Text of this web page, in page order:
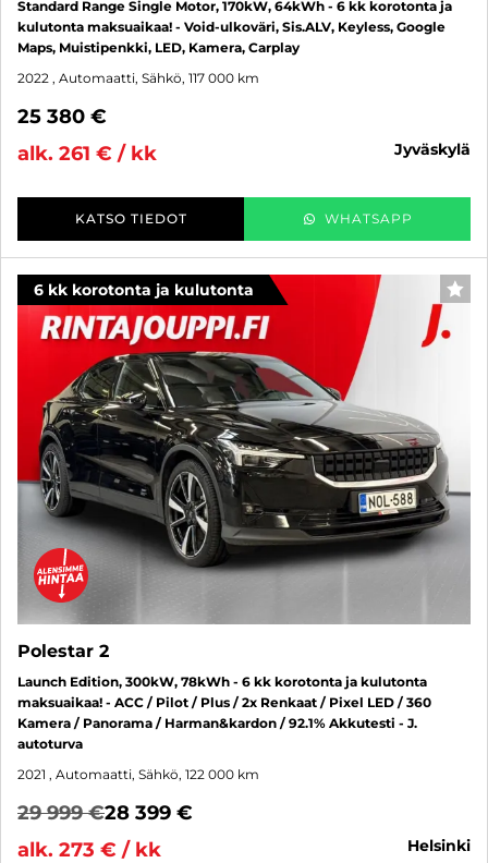
Standard Range Single Motor, 170kW, 64kWh - 6 kk korotonta ja
kulutonta maksuaikaa! - Void-ulkoväri, Sis.ALV, Keyless, Google
Maps, Muistipenkki, LED, Kamera, Carplay
2022 , Automaatti, Sähkö, 117 000 km
25 380 €
alk. 261 € / kk
jyväskylä
KATSO TIEDOT WHATSAPP
6 kk korotonta ja kulutonta
Polestar 2
Launch Edition, 300kW, 78kWh - 6 kk korotonta ja kulutonta
maksuaikaa! - ACC / Pilot / Plus / 2x Renkaat / Pixel LED / 360
Kamera / Panorama / Harman&kardon / 92.1% Akkutesti - J.
autoturva
2021 , Automaatti, Sähkö, 122 000 km
29 999 €28 399 €
alk. 273 € / kk
helsinki